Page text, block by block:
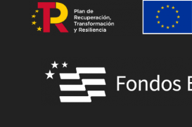
Image
Image